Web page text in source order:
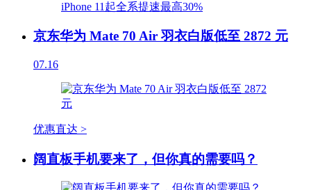
京东华为 Mate 70 Air 羽衣白版低至 2872 元
07.16
优惠直达 >
阔直板手机要来了，但你真的需要吗？